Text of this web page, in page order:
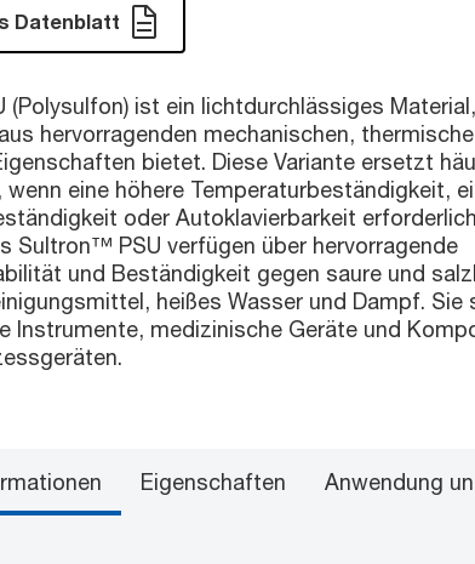
Datenblatt
(Polysulfon) ist ein lichtdurchlässiges
hervorragenden mechanischen,
bietet. Diese Variante ersetzt
wenn eine höhere Temperaturbeständigkeit,
oder Autoklavierbarkeit
Sultron™ PSU verfügen über hervorragende
und Beständigkeit gegen saure und
heißes Wasser und Dampf. Sie
Instrumente, medizinische Geräte und
Eigenschaften Anwendung